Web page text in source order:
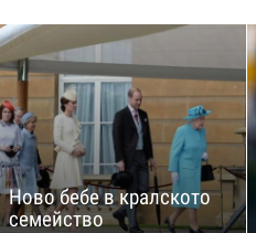
Ново бебе в кралското
семейство